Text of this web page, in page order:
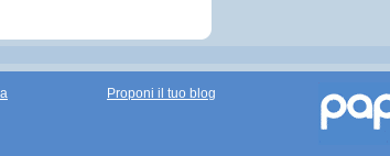
Proponi il tuo blog